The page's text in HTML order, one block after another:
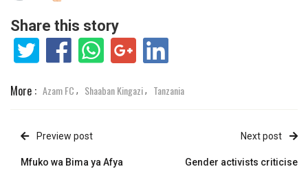
Share this story
More : Azam FC , Shaaban Kingazi, Tanzania
Preview post
Mfuko wa Bima ya Afya
Next post
Gender activists criticise